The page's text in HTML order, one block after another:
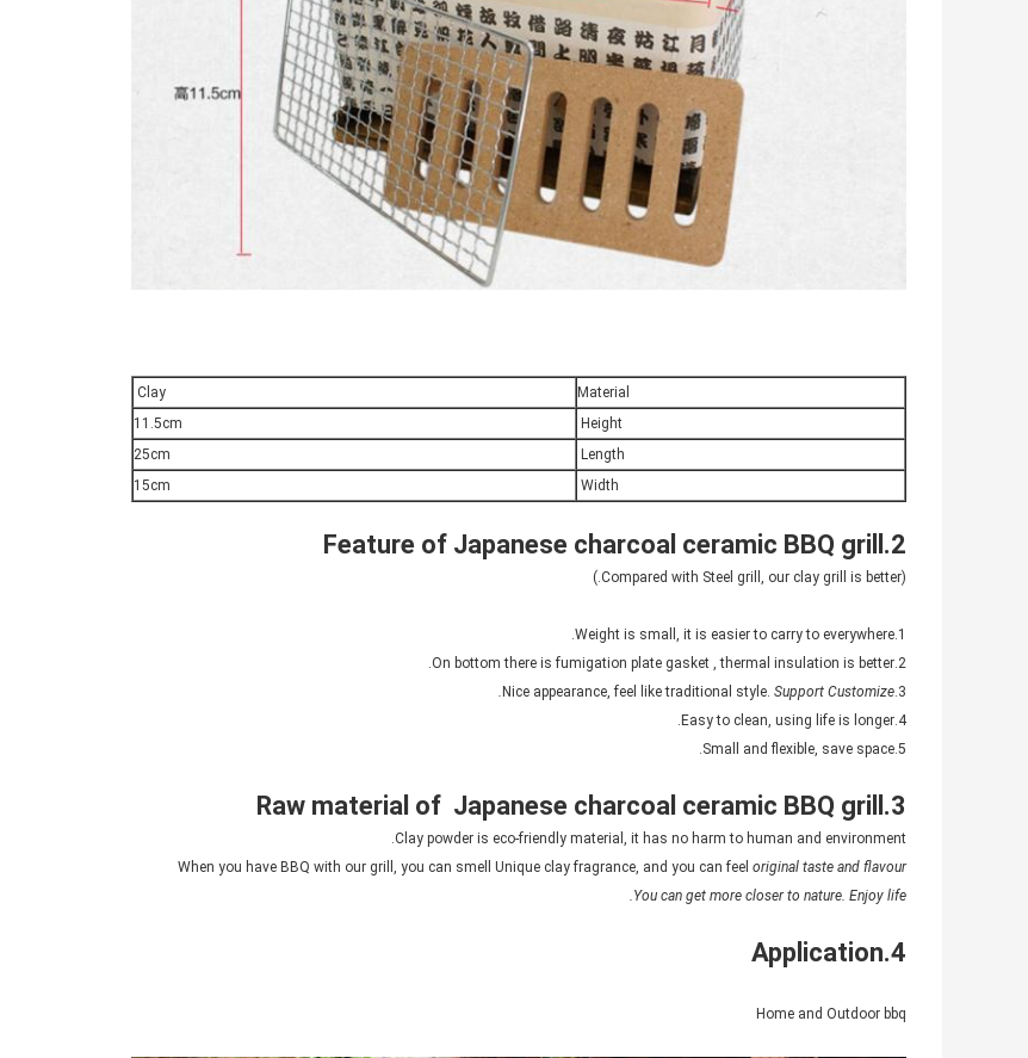
Material
Height
Length
Width
2.Feature of Japanese charcoal ceramic BBQ grill
(Compared with Steel grill, our clay grill is better.)
1.Weight is small, it is easier to carry to everywhere.
2.On bottom there is fumigation plate gasket , thermal insulation is better.
3.Nice appearance, feel like traditional style.
Support Customize.
4.Easy to clean, using life is longer.
5.Small and flexible, save space.
3.Raw material of Japanese charcoal ceramic BBQ grill
Clay powder is eco-friendly material, it has no harm to human and environment.
When you have BBQ with our grill, you can smell Unique clay fragrance, and you can feel original taste and flavour
You can get more closer to nature. Enjoy life.
4.Application
Home and Outdoor bbq